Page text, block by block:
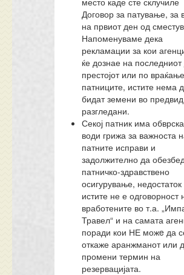
Договор за патување, за
на првиот ден од
Напоменуваме дека
рекламации за кои
ќе дознае на
престојот или по
патниците, истите нема
бидат земени во
разгледани.
Секој патник има
води грижа за важноста
патните исправи и
задолжително да
патничко-здравствено
осигурување,
истите не е одговорност
вработените во т.а.
Травел“ и на самата
поради кои НЕ можe да
откаже аранжманот или
промени термин на
резервацијата.